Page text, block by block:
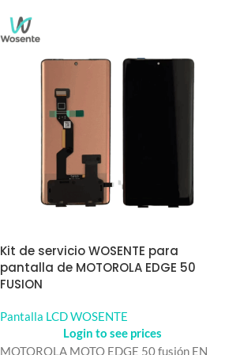
Kit de servicio WOSENTE para
pantalla de MOTOROLA EDGE 50
FUSION
Pantalla LCD WOSENTE
Login to see prices
MOTOROLA MOTO EDGE 50 fusión EN